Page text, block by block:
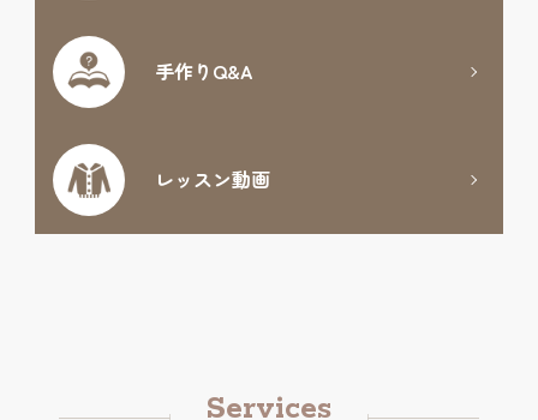
手作りQ&A
レッスン動画
Services